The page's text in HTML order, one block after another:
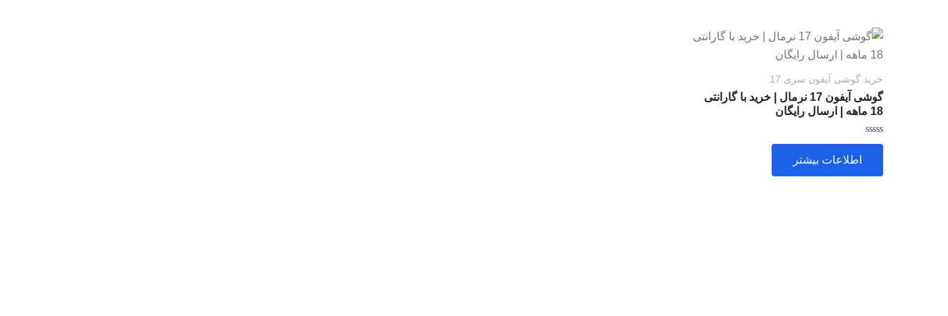
خرید گوشی آیفون سری 17
گوشی آیفون 17 نرمال | خرید با گارانتی
18 ماهه | ارسال رایگان
امتیاز
اطلاعات بیشتر